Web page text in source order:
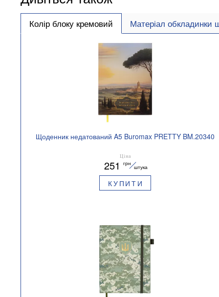
Колір блоку кремовий Матеріал обкладинки
Щоденник недатований A5 Buromax PRETTY BM.20340
Ціна
251 грн
штука
КУПИТИ